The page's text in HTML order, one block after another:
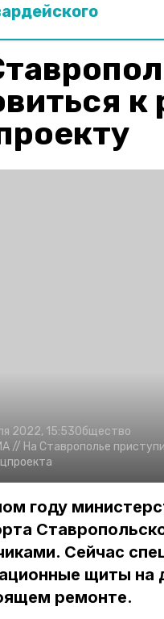
2022, 15:53Общество
// На Ставрополье
году
Сейчас
щиты на
ремонте.